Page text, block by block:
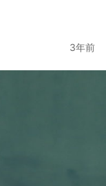
3年前